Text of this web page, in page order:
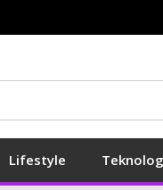
Lifestyle